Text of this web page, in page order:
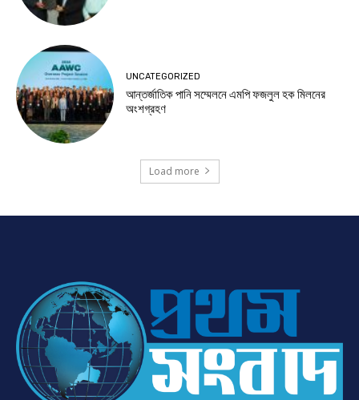
UNCATEGORIZED
আন্তর্জাতিক পানি সম্মেলনে এমপি ফজলুল হক মিলনের
অংশগ্রহণ
Load more